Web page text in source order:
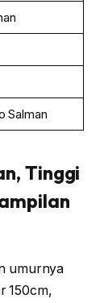
Salman
Tinggi
umurnya
150cm,